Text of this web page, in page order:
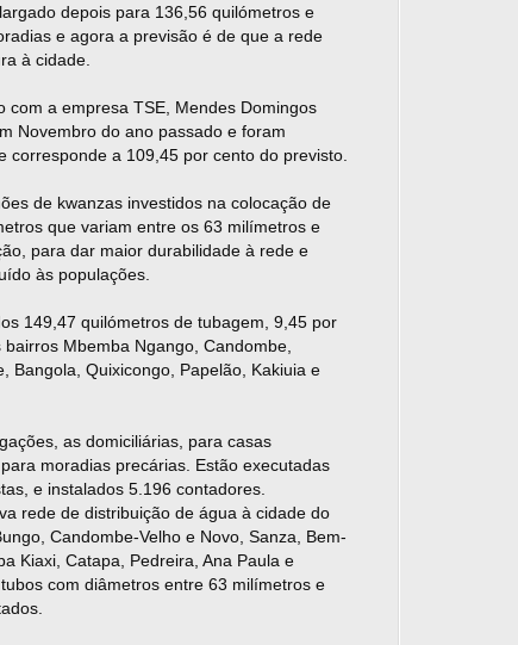
depois para 136,56 quilómetros e
e agora a previsão é de que a rede
à cidade.
a empresa TSE, Mendes Domingos
Novembro do ano passado e foram
a 109,45 por cento do previsto.
de kwanzas investidos na colocação de
que variam entre os 63 milímetros e
para dar maior durabilidade à rede e
às populações.
149,47 quilómetros de tubagem, 9,45 por
Mbemba Ngango, Candombe,
Bangola, Quixicongo, Papelão, Kakiuia e
as domiciliárias, para casas
moradias precárias. Estão executadas
e instalados 5.196 contadores.
rede de distribuição de água à cidade do
Candombe-Velho e Novo, Sanza, Bem-
Kiaxi, Catapa, Pedreira, Ana Paula e
com diâmetros entre 63 milímetros e